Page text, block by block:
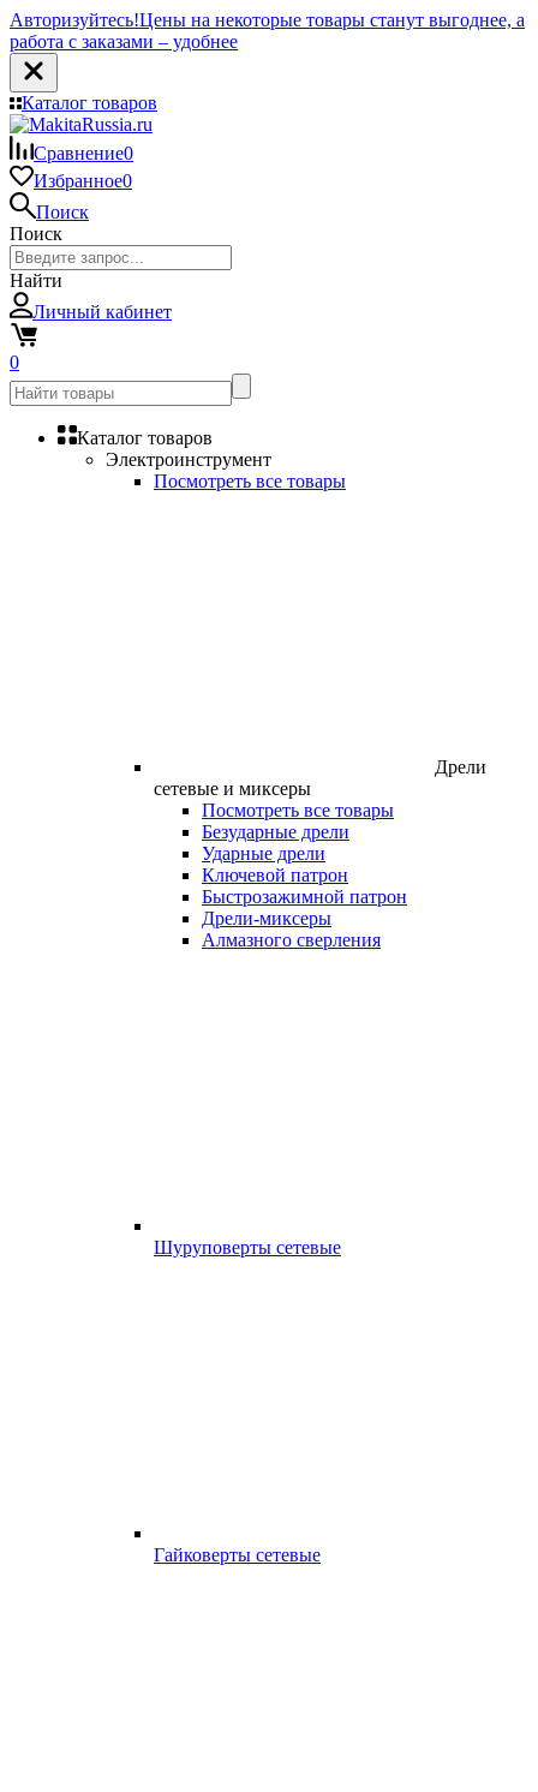
Авторизуйтесь!Цены на некоторые товары станут выгоднее, а
работа с заказами – удобнее
Каталог товаров
Сравнение0
Избранное0
Поиск
Поиск
Найти
Личный кабинет
0
Каталог товаров
Электроинструмент
Посмотреть все товары
Дрели
сетевые и миксеры
Посмотреть все товары
Безударные дрели
Ударные дрели
Ключевой патрон
Быстрозажимной патрон
Дрели-миксеры
Алмазного сверления
Шуруповерты сетевые
Гайковерты сетевые